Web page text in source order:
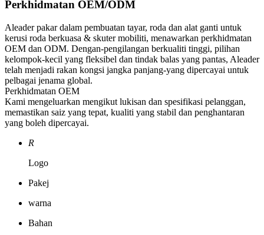
Perkhidmatan OEM/ODM
Aleader pakar dalam pembuatan tayar, roda dan alat ganti untuk
kerusi roda berkuasa & skuter mobiliti, menawarkan perkhidmatan
OEM dan ODM. Dengan-pengilangan berkualiti tinggi, pilihan
kelompok-kecil yang fleksibel dan tindak balas yang pantas, Aleader
telah menjadi rakan kongsi jangka panjang-yang dipercayai untuk
pelbagai jenama global.
Perkhidmatan OEM
Kami mengeluarkan mengikut lukisan dan spesifikasi pelanggan,
memastikan saiz yang tepat, kualiti yang stabil dan penghantaran
yang boleh dipercayai.
R
Logo
Pakej
warna
Bahan